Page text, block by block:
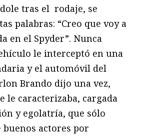
tras el rodaje, se
palabras: “Creo que voy a
en el Spyder”. Nunca
le interceptó en una
y el automóvil del
Brando dijo una vez,
le caracterizaba, cargada
y egolatría, que sólo
actores por